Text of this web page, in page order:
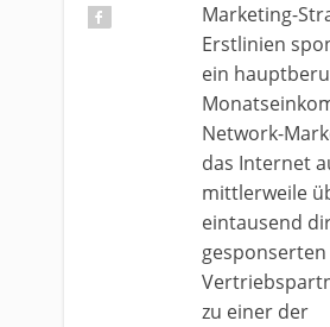
Marketing-
Erstlinien
ein
Network-
das Internet
mittlerweile
eintausend
gesponserten
zu einer der